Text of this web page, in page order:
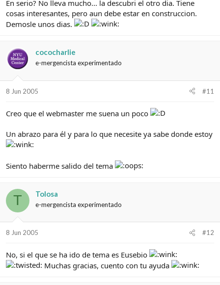
En serio? No lleva mucho... la descubri el otro dia. Tiene
cosas interesantes, pero aun debe estar en construccion.
Demosle unos dias.
cococharlie
e-mergencista experimentado
8 Jun 2005 #11
Creo que el webmaster me suena un poco
Un abrazo para él y para lo que necesite ya sabe donde estoy
Siento haberme salido del tema
T Tolosa
e-mergencista experimentado
8 Jun 2005 #12
No, si el que se ha ido de tema es Eusebio
Muchas gracias, cuento con tu ayuda